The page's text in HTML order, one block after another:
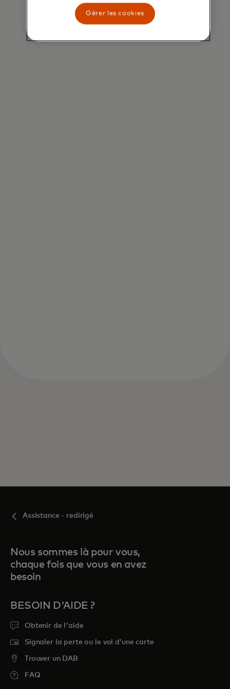
Assistance - redirigé
Nous sommes là pour vous,
chaque fois que vous en avez
besoin
BESOIN D'AIDE ?
Obtenir de l'aide
Signaler la perte ou le vol d’une carte
Trouver un DAB
FAQ
Gérer les cookies